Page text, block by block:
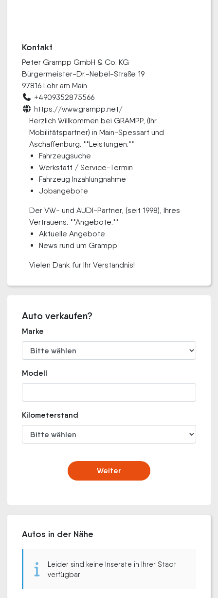
Kontakt
Peter Grampp GmbH & Co. KG
Bürgermeister-Dr.-Nebel-Straße 19
97816 Lohr am Main
+4909352875566
https://www.grampp.net/
Herzlich Willkommen bei GRAMPP, (Ihr
Mobilitätspartner) in Main-Spessart und
Aschaffenburg. **Leistungen:**
Fahrzeugsuche
Werkstatt / Service-Termin
Fahrzeug Inzahlungnahme
Jobangebote
Der VW- und AUDI-Partner, (seit 1998), Ihres
Vertrauens. **Angebote:**
Aktuelle Angebote
News rund um Grampp
Vielen Dank für Ihr Verständnis!
Auto verkaufen?
Marke
Modell
Kilometerstand
Weiter
Autos in der Nähe
Leider sind keine Inserate in Ihrer Stadt
verfügbar